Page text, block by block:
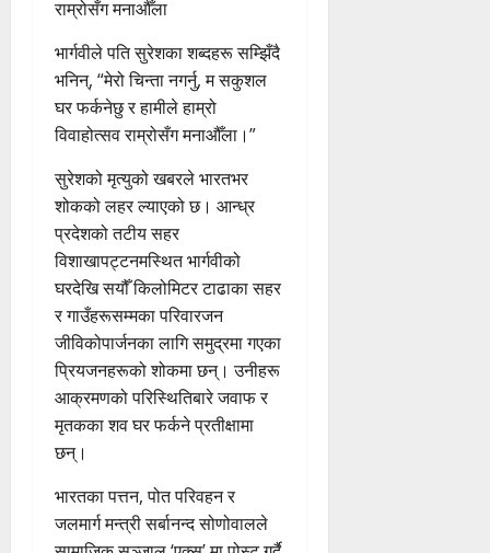
भार्गवीले पति सुरेशका शब्दहरू सम्झिँदै
भनिन्, “मेरो चिन्ता नगर्नु, म सकुशल
घर फर्कनेछु र हामीले हाम्रो
विवाहोत्सव राम्रोसँग मनाऔँला।”
सुरेशको मृत्युको खबरले भारतभर
शोकको लहर ल्याएको छ। आन्ध्र
प्रदेशको तटीय सहर
विशाखापट्टनमस्थित भार्गवीको
घरदेखि सयौँ किलोमिटर टाढाका सहर
र गाउँहरूसम्मका परिवारजन
जीविकोपार्जनका लागि समुद्रमा गएका
प्रियजनहरूको शोकमा छन्। उनीहरू
आक्रमणको परिस्थितिबारे जवाफ र
मृतकका शव घर फर्कने प्रतीक्षामा
छन्।
भारतका पत्तन, पोत परिवहन र
जलमार्ग मन्त्री सर्बानन्द सोणोवालले